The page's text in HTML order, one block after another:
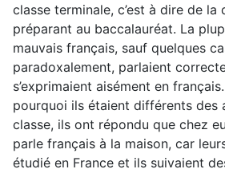
classe terminale, c’est à dire de la
préparant au baccalauréat. La
mauvais français, sauf quelques
paradoxalement, parlaient
s’exprimaient aisément en
pourquoi ils étaient différents des
classe, ils ont répondu que chez
parle français à la maison, car
étudié en France et ils suivaient